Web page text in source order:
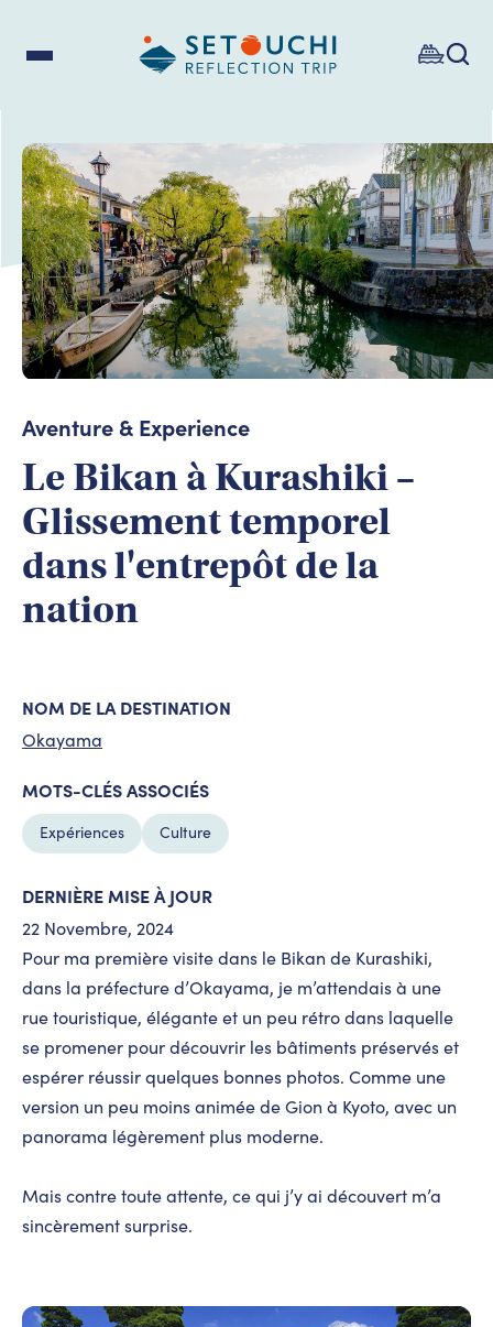
Aventure & Experience
Le Bikan à Kurashiki –
Glissement temporel
dans l'entrepôt de la
nation
NOM DE LA DESTINATION
Okayama
MOTS-CLÉS ASSOCIÉS
Expériences Culture
DERNIÈRE MISE À JOUR
22 Novembre, 2024
Pour ma première visite dans le Bikan de Kurashiki,
dans la préfecture d’Okayama, je m’attendais à une
rue touristique, élégante et un peu rétro dans laquelle
se promener pour découvrir les bâtiments préservés et
espérer réussir quelques bonnes photos. Comme une
version un peu moins animée de Gion à Kyoto, avec un
panorama légèrement plus moderne.
Mais contre toute attente, ce qui j’y ai découvert m’a
sincèrement surprise.